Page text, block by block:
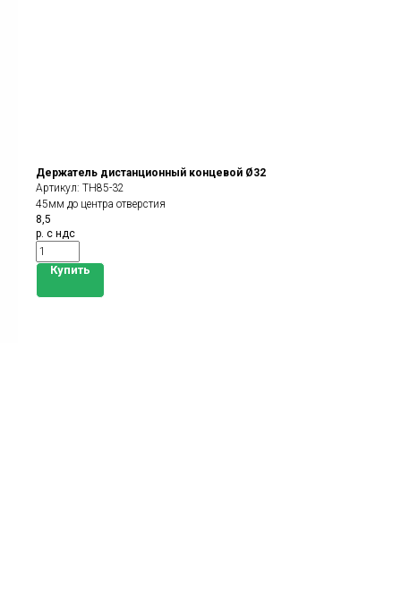
Держатель дистанционный концевой Ø32
Артикул: TH85-32
45мм до центра отверстия
8,5
р. с ндс
Купить